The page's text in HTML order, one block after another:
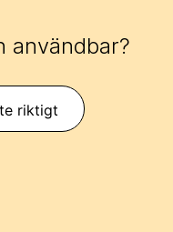
användbar?
riktigt